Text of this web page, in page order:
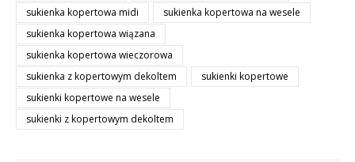
sukienka kopertowa midi
sukienka kopertowa na wesele
sukienka kopertowa wiązana
sukienka kopertowa wieczorowa
sukienka z kopertowym dekoltem
sukienki kopertowe
sukienki kopertowe na wesele
sukienki z kopertowym dekoltem